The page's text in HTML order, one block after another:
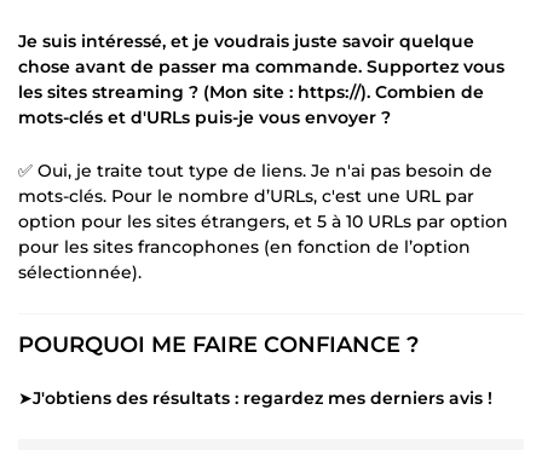
Je suis intéressé, et je voudrais juste savoir quelque
chose avant de passer ma commande. Supportez vous
les sites streaming ? (Mon site : https://). Combien de
mots-clés et d'URLs puis-je vous envoyer ?
✅ Oui, je traite tout type de liens. Je n'ai pas besoin de
mots-clés. Pour le nombre d’URLs, c'est une URL par
option pour les sites étrangers, et 5 à 10 URLs par option
pour les sites francophones (en fonction de l’option
sélectionnée).
POURQUOI ME FAIRE CONFIANCE ?
➤J'obtiens des résultats : regardez mes derniers avis !